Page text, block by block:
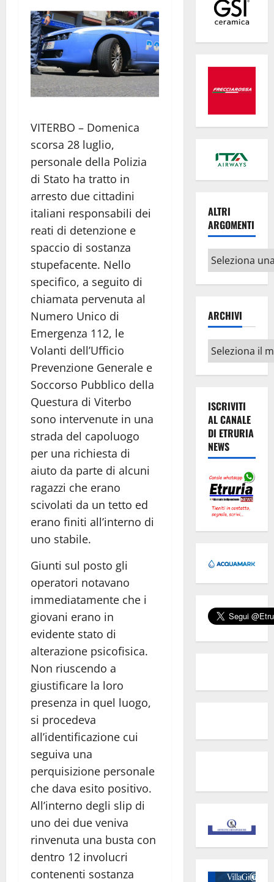
VITERBO – Domenica
scorsa 28 luglio,
personale della Polizia
di Stato ha tratto in
arresto due cittadini
italiani responsabili dei
reati di detenzione e
spaccio di sostanza
stupefacente. Nello
specifico, a seguito di
chiamata pervenuta al
Numero Unico di
Emergenza 112, le
Volanti dell’Ufficio
Prevenzione Generale e
Soccorso Pubblico della
Questura di Viterbo
sono intervenute in una
strada del capoluogo
per una richiesta di
aiuto da parte di alcuni
ragazzi che erano
scivolati da un tetto ed
erano finiti all’interno di
uno stabile.
Giunti sul posto gli
operatori notavano
immediatamente che i
giovani erano in
evidente stato di
alterazione psicofisica.
Non riuscendo a
giustificare la loro
presenza in quel luogo,
si procedeva
all’identificazione cui
seguiva una
perquisizione personale
che dava esito positivo.
All’interno degli slip di
uno dei due veniva
rinvenuta una busta con
dentro 12 involucri
contenenti sostanza
ALTRI
ARGOMENTI
Altri
argomenti
ARCHIVI
Archivi
ISCRIVITI
AL CANALE
DI ETRURIA
NEWS